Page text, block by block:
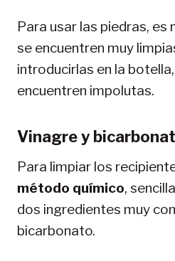
Para usar las piedras, es
se encuentren muy
introducirlas en la
encuentren impolutas.
Vinagre y
Para limpiar los
método químico,
dos ingredientes muy
bicarbonato.